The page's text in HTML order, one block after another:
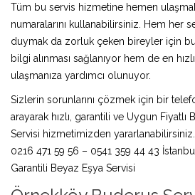
Tüm bu servis hizmetine hemen
numaralarını kullanabilirsiniz. Hem her
duymak da zorluk çeken bireyler için
bilgi alınması sağlanıyor hem de en
ulaşmanıza yardımcı olunuyor.
Sizlerin sorunlarını çözmek için bir
arayarak hızlı, garantili ve Uygun Fiyatlı
Servisi hizmetimizden yararlanabilirsiniz.
0216 471 59 56 – 0541 359 44 43
Garantili Beyaz Eşya Servisi